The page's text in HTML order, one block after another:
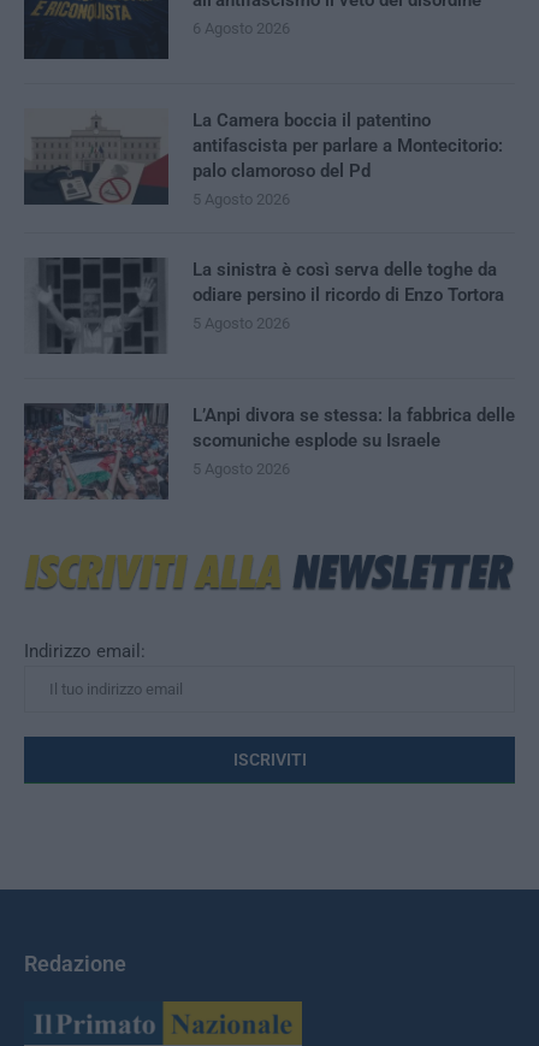
Indirizzo email:
6 Agosto 2026
La Camera boccia il patentino
antifascista per parlare a Montecitorio:
palo clamoroso del Pd
5 Agosto 2026
La sinistra è così serva delle toghe da
odiare persino il ricordo di Enzo Tortora
5 Agosto 2026
L’Anpi divora se stessa: la fabbrica delle
scomuniche esplode su Israele
5 Agosto 2026
Redazione